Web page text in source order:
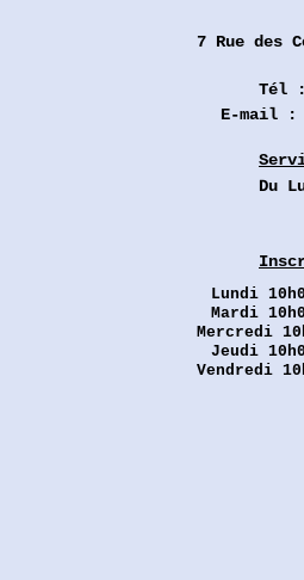
7 Rue des
Tél
E-mail
Du
Lundi
Mardi
Mercredi
Jeudi
Vendredi